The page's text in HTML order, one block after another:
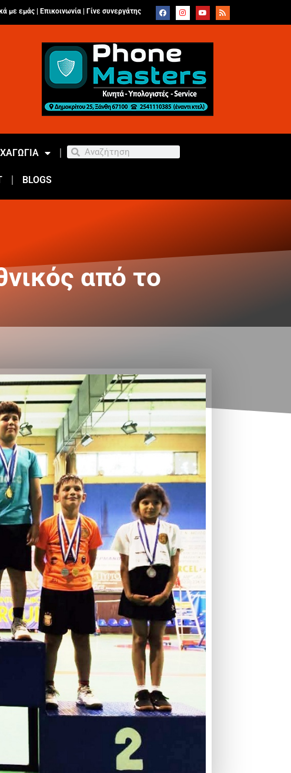
με εμάς | Επικοινωνία Γίνε συνεργάτης
BLOGS
από το